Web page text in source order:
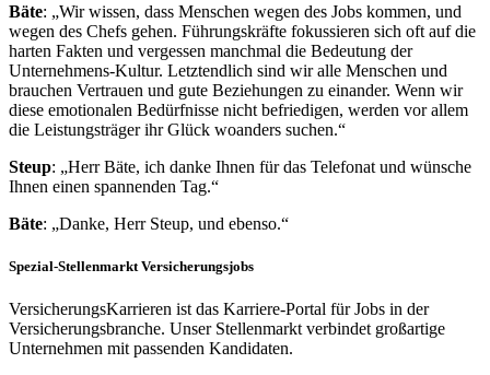
Bäte: „Wir wissen, dass Menschen wegen des Jobs kommen, und
wegen des Chefs gehen. Führungskräfte fokussieren sich oft auf die
harten Fakten und vergessen manchmal die Bedeutung der
Unternehmens-Kultur. Letztendlich sind wir alle Menschen und
brauchen Vertrauen und gute Beziehungen zu einander. Wenn wir
diese emotionalen Bedürfnisse nicht befriedigen, werden vor allem
die Leistungsträger ihr Glück woanders suchen.“
Steup: „Herr Bäte, ich danke Ihnen für das Telefonat und wünsche
Ihnen einen spannenden Tag.“
Bäte: „Danke, Herr Steup, und ebenso.“
Spezial-Stellenmarkt Versicherungsjobs
VersicherungsKarrieren ist das Karriere-Portal für Jobs in der
Versicherungsbranche. Unser Stellenmarkt verbindet großartige
Unternehmen mit passenden Kandidaten.